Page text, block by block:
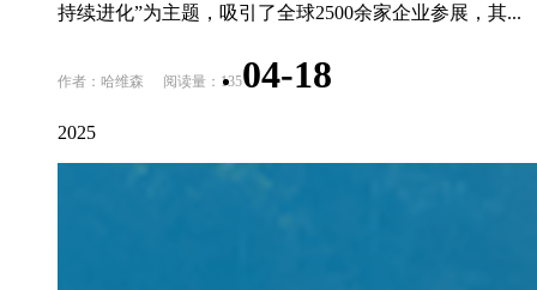
持续进化”为主题，吸引了全球2500余家企业参展，其...
作者：哈维森 阅读量：13504-18
2025